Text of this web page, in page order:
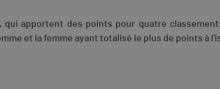
, qui apportent des points pour quatre
et la femme ayant totalisé le plus de points à